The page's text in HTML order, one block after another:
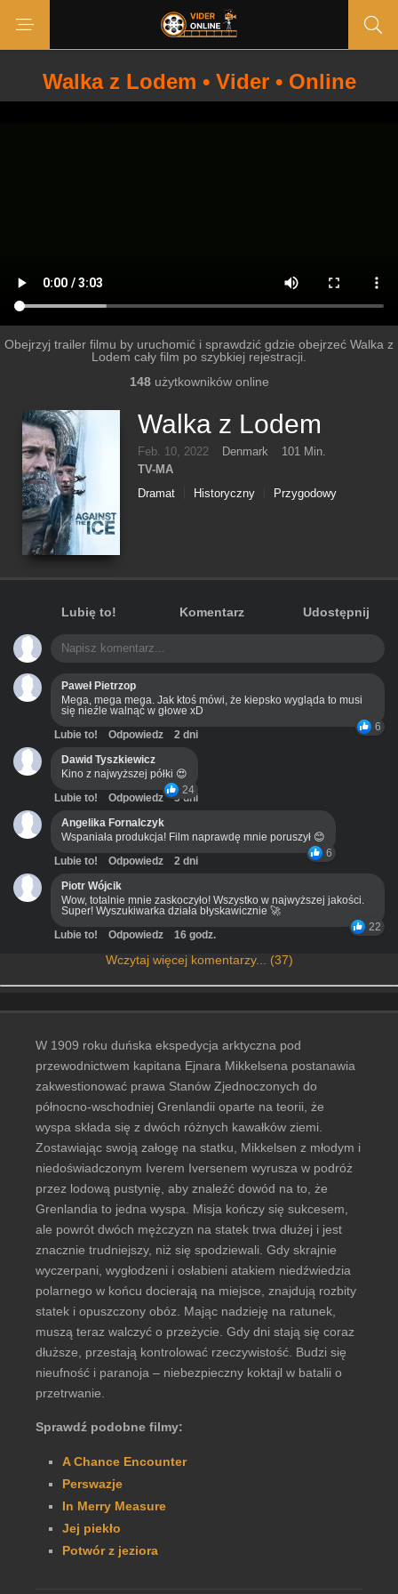
Walka z Lodem • Vider • Online
Obejrzyj trailer filmu by uruchomić i sprawdzić gdzie obejrzeć Walka z
Lodem cały film po szybkiej rejestracji.
148użytkowników online
Walka z Lodem
Feb. 10, 2022 Denmark
101 Min.
TV-MA
Dramat
Historyczny Przygodowy
Lubię to! Komentarz Udostępnij
Paweł Pietrzop
Mega, mega mega. Jak ktoś mówi, że kiepsko wygląda to musi
się nieźle walnąć w głowe xD
6
Lubie to! Odpowiedz
2 dni
Dawid Tyszkiewicz
Kino z najwyższej półki 😍
24
Lubie to! Odpowiedz
3 dni
Angelika Fornalczyk
Wspaniała produkcja! Film naprawdę mnie poruszył 😊
6
Lubie to! Odpowiedz
2 dni
Piotr Wójcik
Wow, totalnie mnie zaskoczyło! Wszystko w najwyższej jakości.
Super! Wyszukiwarka działa błyskawicznie 🚀
22
Lubie to! Odpowiedz 16 godz.
Wczytaj więcej komentarzy... (37)
W 1909 roku duńska ekspedycja arktyczna pod
przewodnictwem kapitana Ejnara Mikkelsena postanawia
zakwestionować prawa Stanów Zjednoczonych do
północno-wschodniej Grenlandii oparte na teorii, że
wyspa składa się z dwóch różnych kawałków ziemi.
Zostawiając swoją załogę na statku, Mikkelsen z młodym i
niedoświadczonym Iverem Iversenem wyrusza w podróż
przez lodową pustynię, aby znaleźć dowód na to, że
Grenlandia to jedna wyspa. Misja kończy się sukcesem,
ale powrót dwóch mężczyzn na statek trwa dłużej i jest
znacznie trudniejszy, niż się spodziewali. Gdy skrajnie
wyczerpani, wygłodzeni i osłabieni atakiem niedźwiedzia
polarnego w końcu docierają na miejsce, znajdują rozbity
statek i opuszczony obóz. Mając nadzieję na ratunek,
muszą teraz walczyć o przeżycie. Gdy dni stają się coraz
dłuższe, przestają kontrolować rzeczywistość. Budzi się
nieufność i paranoja – niebezpieczny koktajl w batalii o
przetrwanie.
Sprawdź podobne filmy:
A Chance Encounter
Perswazje
In Merry Measure
Jej piekło
Potwór z jeziora